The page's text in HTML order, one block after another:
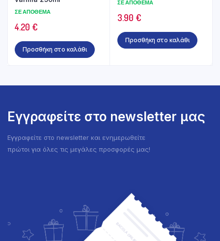
ΣΕ ΑΠΌΘΕΜΑ
4.20 €
Προσθήκη στο καλάθι
ΣΕ ΑΠΌΘΕΜΑ
3.90 €
Προσθήκη στο καλάθι
Εγγραφείτε στο newsletter μας
Εγγραφείτε στο newsletter και ενημερωθείτε
πρώτοι για όλες τις μεγάλες προσφορές μας!